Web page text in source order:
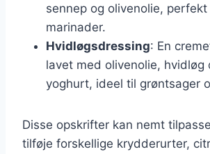
sennep og olivenolie,
marinader.
Hvidløgsdressing: En
lavet med olivenolie,
yoghurt, ideel til grøntsager
Disse opskrifter kan nemt
tilføje forskellige krydderurter,